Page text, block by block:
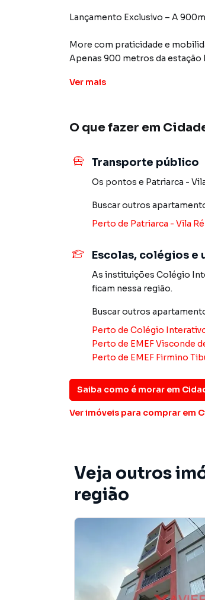
Lançamento Exclusivo – A
More com praticidade e
Apenas 900 metros da estação
Previsão de entrega:
Unidades de 45 m² (parte do
02 dormitórios
01 banheiro social
Área de serviço
Com vaga: R$ 329.000,00
Unidade de 51 m² (frente)
02 dormitórios
Cozinha
01 banheiro social
Área de serviço
Sacada com churrasqueira a
R$ 394.000,00
Unidade de 52 m² (fundos)
01 banheiro social + 01 da suíte
Área de serviço
Sacada com churrasqueira a
R$ 399.000,00
Unidades Duplex – 53 m²
Parte inferior:
Sala e cozinha integrada
Ver mais
O que fazer em
Transporte público
Os pontos e Patriarca -
Buscar outros
Perto de Patriarca - Vila Ré
Escolas, colégios e
As instituições Colégio
ficam nessa região.
Buscar outros
Perto de Colégio
Perto de EMEF Visconde
Perto de EMEF Firmino
Saiba como é morar em
Ver imóveis para comprar em
Veja outros
região